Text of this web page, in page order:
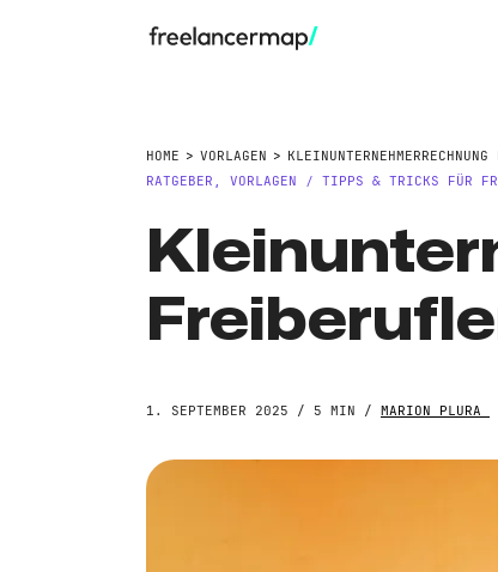
HOME VORLAGEN
RATGEBER , VORLAGEN / TIPPS & TRICKS FÜR
1. SEPTEMBER 2025 / 5 MIN / MARION PLURA